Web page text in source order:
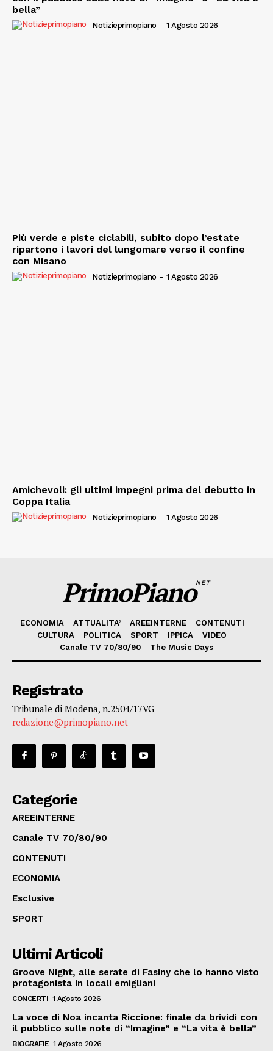
bella”
Notizieprimopiano - 1 Agosto 2026
Più verde e piste ciclabili, subito dopo l’estate
ripartono i lavori del lungomare verso il confine
con Misano
Notizieprimopiano - 1 Agosto 2026
Amichevoli: gli ultimi impegni prima del debutto in
Coppa Italia
Notizieprimopiano - 1 Agosto 2026
PrimoPianoNET
ECONOMIA ATTUALITA’ AREEINTERNE
CONTENUTI
CULTURA
POLITICA SPORT IPPICA
VIDEO
Canale TV 70/80/90
The Music Days
Registrato
Tribunale di Modena, n.2504/17VG
redazione@primopiano.net
Categorie
AREEINTERNE
Canale TV 70/80/90
CONTENUTI
ECONOMIA
Esclusive
SPORT
Ultimi Articoli
Groove Night, alle serate di Fasiny che lo hanno visto
protagonista in locali emigliani
CONCERTI 1 Agosto 2026
La voce di Noa incanta Riccione: finale da brividi con
il pubblico sulle note di “Imagine” e “La vita è bella”
BIOGRAFIE 1 Agosto 2026